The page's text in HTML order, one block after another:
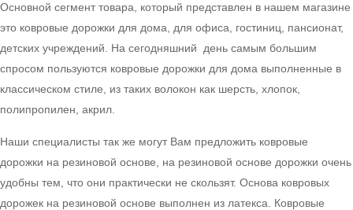
Основной сегмент товара, который представлен в нашем магазине
это ковровые дорожки для дома, для офиса, гостиниц, пансионат,
детских учреждений. На сегодняшний день самым большим
спросом пользуются ковровые дорожки для дома выполненные в
классическом стиле, из таких волокон как шерсть, хлопок,
полипропилен, акрил.
Наши специалисты так же могут Вам предложить ковровые
дорожки на резиновой основе, на резиновой основе дорожки очень
удобны тем, что они практически не скользят. Основа ковровых
дорожек на резиновой основе выполнен из латекса. Ковровые